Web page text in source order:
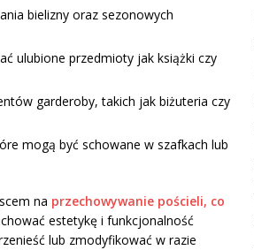
bielizny oraz sezonowych
ulubione przedmioty jak książki czy
garderoby, takich jak biżuteria czy
mogą być schowane w szafkach lub
na przechowywanie pościeli, co
estetykę i funkcjonalność
lub zmodyfikować w razie